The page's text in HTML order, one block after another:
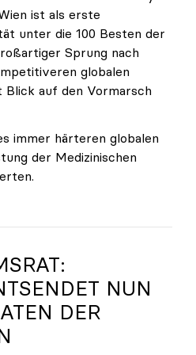
ist als erste
unter die 100 Besten der
Sprung nach
globalen
auf den Vormarsch
immer härteren globalen
der Medizinischen
Universitäten geben
NUN
DER